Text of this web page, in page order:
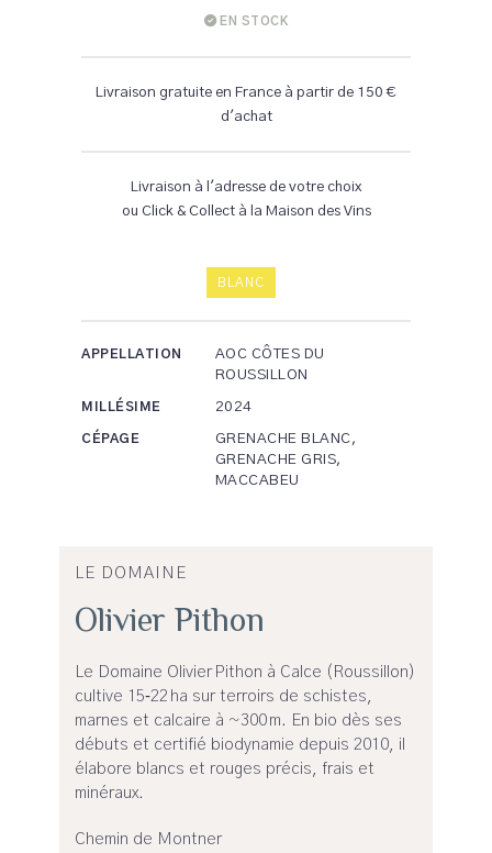
EN STOCK
Livraison gratuite en France à partir de 150 €
d'achat
Livraison à l'adresse de votre choix
ou Click & Collect à la Maison des Vins
BLANC
APPELLATION
AOC CÔTES DU
ROUSSILLON
MILLÉSIME 2024
CÉPAGE
GRENACHE BLANC,
GRENACHE GRIS,
MACCABEU
LE DOMAINE
Olivier Pithon
Le Domaine Olivier Pithon à Calce (Roussillon)
cultive 15‑22 ha sur terroirs de schistes,
marnes et calcaire à ~300 m. En bio dès ses
débuts et certifié biodynamie depuis 2010, il
élabore blancs et rouges précis, frais et
minéraux.
Chemin de Montner